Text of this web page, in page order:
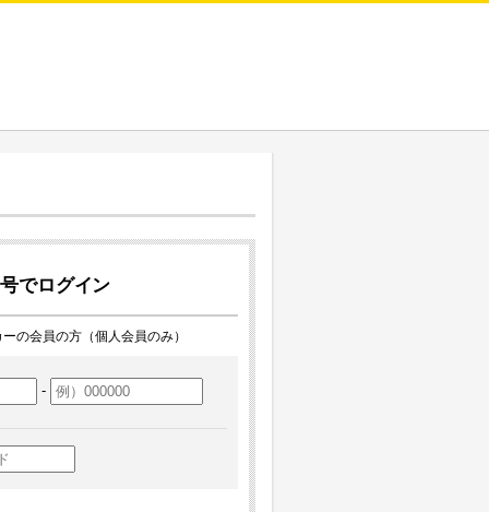
でログイン
の会員の方（個人会員のみ）
-